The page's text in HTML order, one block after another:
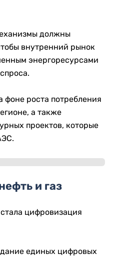
должны
внутренний рынок
энергоресурсами
фоне роста потребления
а также
проектов, которые
и газ
цифровизация
единых цифровых